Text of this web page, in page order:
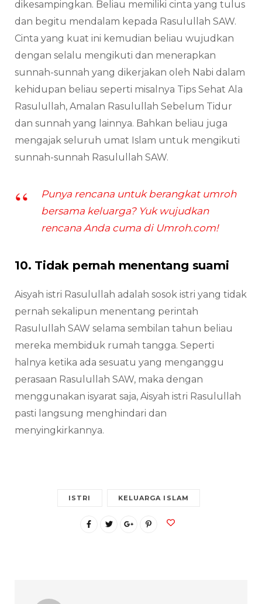
dikesampingkan. Beliau memiliki cinta yang tulus
dan begitu mendalam kepada Rasulullah SAW.
Cinta yang kuat ini kemudian beliau wujudkan
dengan selalu mengikuti dan menerapkan
sunnah-sunnah yang dikerjakan oleh Nabi dalam
kehidupan beliau seperti misalnya Tips Sehat Ala
Rasulullah, Amalan Rasulullah Sebelum Tidur
dan sunnah yang lainnya. Bahkan beliau juga
mengajak seluruh umat Islam untuk mengikuti
sunnah-sunnah Rasulullah SAW.
Punya rencana untuk berangkat umroh
bersama keluarga? Yuk wujudkan
rencana Anda cuma di Umroh.com!
10. Tidak pernah menentang suami
Aisyah istri Rasulullah adalah sosok istri yang tidak
pernah sekalipun menentang perintah
Rasulullah SAW selama sembilan tahun beliau
mereka membiduk rumah tangga. Seperti
halnya ketika ada sesuatu yang menganggu
perasaan Rasulullah SAW, maka dengan
menggunakan isyarat saja, Aisyah istri Rasulullah
pasti langsung menghindari dan
menyingkirkannya.
ISTRI KELUARGA ISLAM